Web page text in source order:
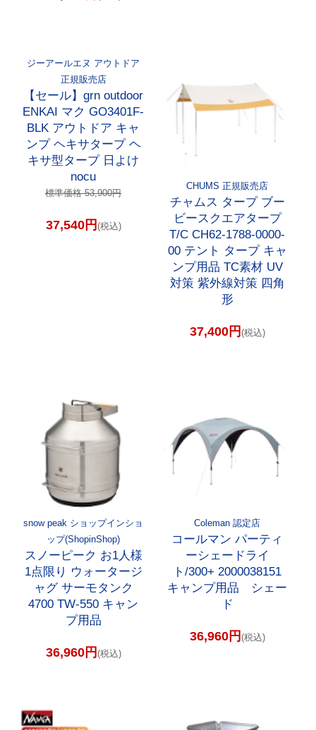
ジーアールエヌ アウトドア
正規販売店
【セール】grn outdoor
ENKAI マク GO3401F-
BLK アウトドア キャ
ンプ ヘキサタープ ヘ
キサ型タープ 日よけ
nocu
標準価格 53,900円
37,540円 (税込)
CHUMS 正規販売店
チャムス タープ ブー
ビースクエアタープ
T/C CH62-1788-0000-
00 テント タープ キャ
ンプ用品 TC素材 UV
対策 紫外線対策 四角
形
37,400円 (税込)
snow peak ショップインショ
ップ(ShopinShop)
スノーピーク お1人様
1点限り ウォータージ
ャグ サーモタンク
4700 TW-550 キャン
プ用品
36,960円 (税込)
Coleman 認定店
コールマン パーティ
ーシェードライ
ト/300+ 2000038151
キャンプ用品 シェー
ド
36,960円 (税込)